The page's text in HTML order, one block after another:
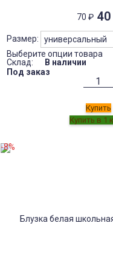
70 ₽ 40
Размер:
Выберите опции товара
Склад:
В наличии
Под заказ
Купить
-8%